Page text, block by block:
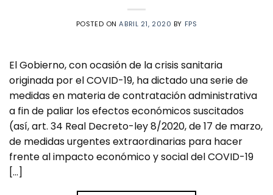
POSTED ONABRIL 21, 2020 BY FPS
El Gobierno, con ocasión de la crisis sanitaria
originada por el COVID-19, ha dictado una serie de
medidas en materia de contratación administrativa
a fin de paliar los efectos económicos suscitados
(así, art. 34 Real Decreto-ley 8/2020, de 17 de marzo,
de medidas urgentes extraordinarias para hacer
frente al impacto económico y social del COVID-19
[…]